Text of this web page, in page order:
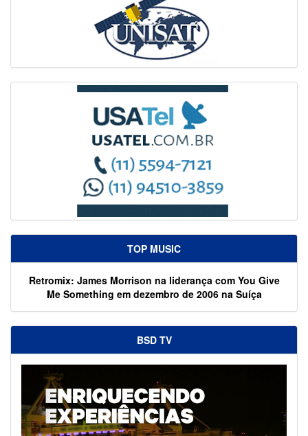
TOP MUSIC
Retromix: James Morrison na liderança com You Give
Me Something em dezembro de 2006 na Suíça
BSD TV